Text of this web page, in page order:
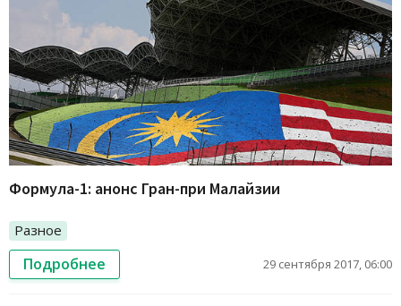
Формула-1: анонс Гран-при Малайзии
Разное
Подробнее 29 сентября 2017, 06:00